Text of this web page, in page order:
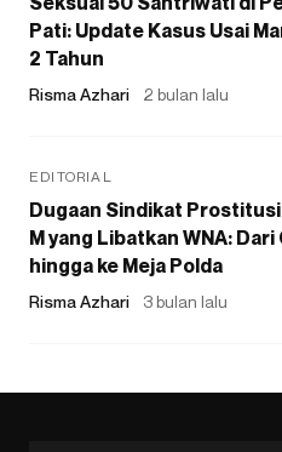
Pati: Update Kasus Usai
2 Tahun
Risma Azhari 2 bulan lalu
EDITORIAL
Dugaan Sindikat Prostitusi
M yang Libatkan WNA:
hingga ke Meja Polda
Risma Azhari 3 bulan lalu